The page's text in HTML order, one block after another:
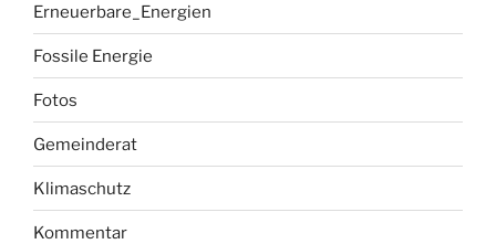
Erneuerbare_Energien
Fossile Energie
Fotos
Gemeinderat
Klimaschutz
Kommentar